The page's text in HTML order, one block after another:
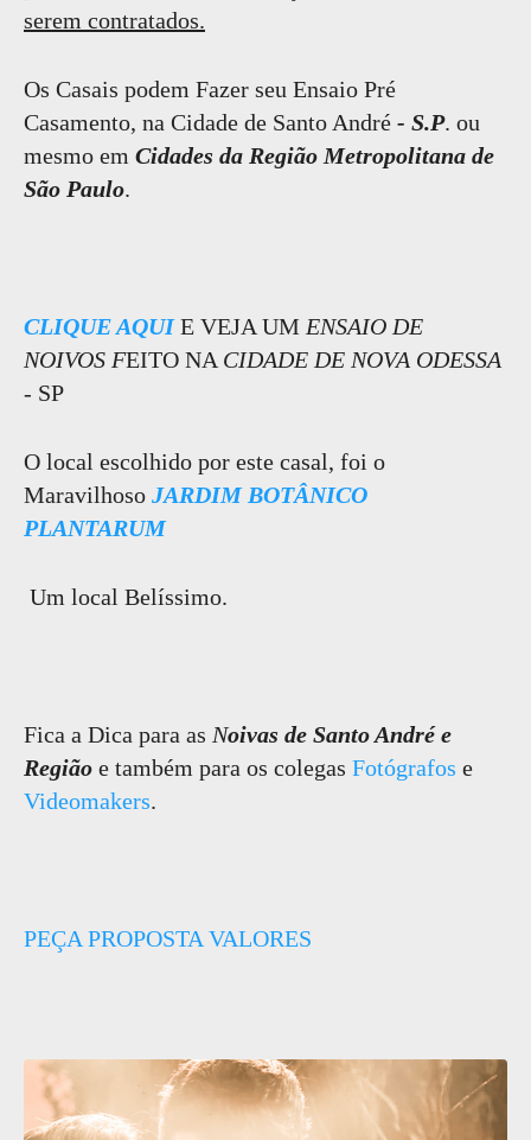
serem contratados.
Os Casais podem Fazer seu Ensaio Pré
Casamento, na Cidade de Santo André - S.P. ou
mesmo em Cidades da Região Metropolitana de
São Paulo.
CLIQUE AQUIE VEJA UM ENSAIO DE
NOIVOS FEITO NA CIDADE DE NOVA ODESSA
- SP
O local escolhido por este casal, foi o
Maravilhoso JARDIM BOTÂNICO
PLANTARUM
Um local Belíssimo.
Fica a Dica para as Noivas de Santo André e
Região e também para os colegas Fotógrafos e
Videomakers.
PEÇA PROPOSTA VALORES